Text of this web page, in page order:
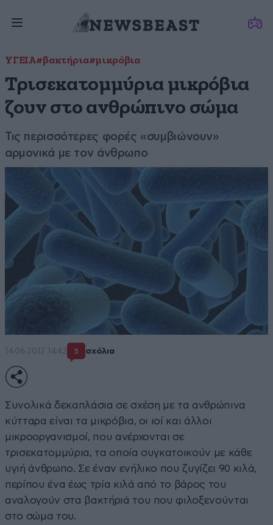
ΥΓΕΙΑ#βακτήρια#μικρόβια
Τρισεκατομμύρια μικρόβια
ζουν στο ανθρώπινο σώμα
Τις περισσότερες φορές «συμβιώνουν»
αρμονικά με τον άνθρωπο
14·06·2012 14:42 5 σχόλια
Συνολικά δεκαπλάσια σε σχέση με τα ανθρώπινα
κύτταρα είναι τα μικρόβια, οι ιοί και άλλοι
μικροοργανισμοί, που ανέρχονται σε
τρισεκατομμύρια, τα οποία συγκατοικούν με κάθε
υγιή άνθρωπο. Σε έναν ενήλικο που ζυγίζει 90 κιλά,
περίπου ένα έως τρία κιλά από το βάρος του
αναλογούν στα βακτήριά του που φιλοξενούνται
στο σώμα του.